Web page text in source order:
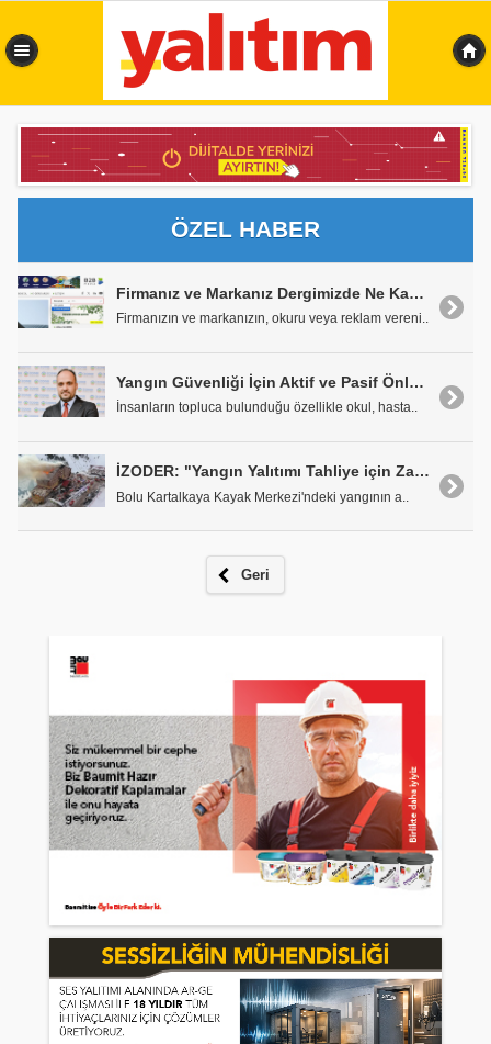
ÖZEL HABER
Firmanız ve Markanız Dergimizde Ne Kadar Yer Almış?
Firmanızın ve markanızın, okuru veya reklam vereni..
Yangın Güvenliği İçin Aktif ve Pasif Önlemler Birlikte Ele Alınmalı
İnsanların topluca bulunduğu özellikle okul, hasta..
İZODER: "Yangın Yalıtımı Tahliye için Zaman Kazandırır"
Bolu Kartalkaya Kayak Merkezi'ndeki yangının a..
Geri
0,239 sn